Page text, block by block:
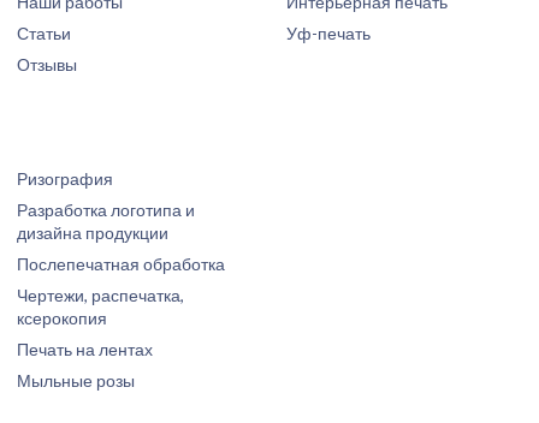
Статьи
Отзывы
Уф-печать
Ризография
Разработка логотипа и
дизайна продукции
Послепечатная обработка
Чертежи, распечатка,
ксерокопия
Печать на лентах
Мыльные розы